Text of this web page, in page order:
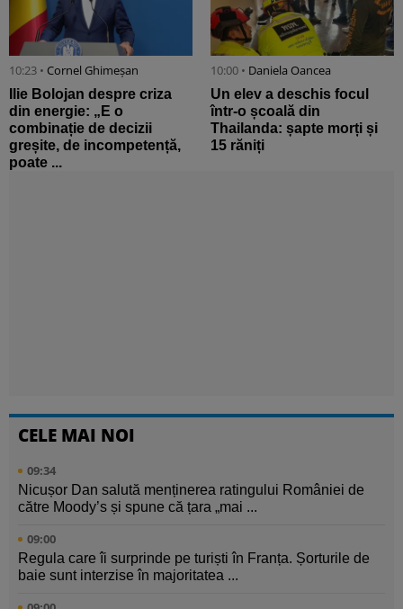
10:23 • Cornel Ghimeșan
Ilie Bolojan despre criza
din energie: „E o
combinație de decizii
greșite, de incompetență,
poate ...
10:00 • Daniela Oancea
Un elev a deschis focul
într-o școală din
Thailanda: șapte morți și
15 răniți
CELE MAI NOI
09:34
Nicușor Dan salută menținerea ratingului României de
către Moody’s și spune că țara „mai ...
09:00
Regula care îi surprinde pe turiști în Franța. Șorturile de
baie sunt interzise în majoritatea ...